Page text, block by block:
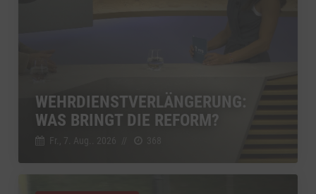
WEHRDIENSTVERLÄNGERUNG:
WAS BRINGT DIE REFORM?
Fr., 7. Aug.. 2026